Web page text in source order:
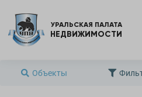
УРАЛЬСКАЯ ПАЛАТА
НЕДВИЖИМОСТИ
Объекты